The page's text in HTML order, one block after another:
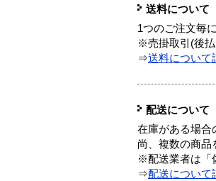
送料について
1つのご注文毎に
※売掛取引(後払
⇒送料について
配送について
在庫がある場合
尚、複数の商品
※配送業者は「
⇒配送について